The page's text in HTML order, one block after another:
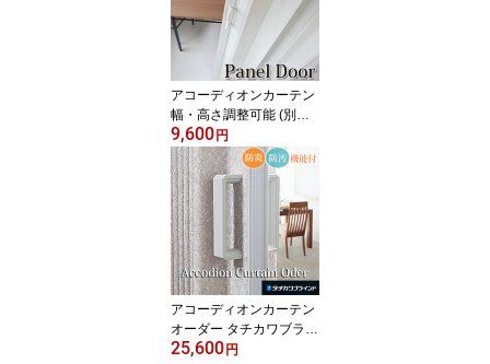
アコーディオンカーテン
幅・高さ調整可能 (別売
オプション) ラビート 窓
無 パネルドア 【幅100c
m×高176cm】 間仕切り
アコーディオンドア アコ
ーディオンカーテン 【代
引不可】
9,600円
アコーディオンカーテン
オーダー タチカワブライ
ンド製 メイト【幅61～9
25,600円